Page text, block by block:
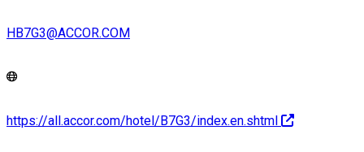
HB7G3@ACCOR.COM
https://all.accor.com/hotel/B7G3/index.en.shtml